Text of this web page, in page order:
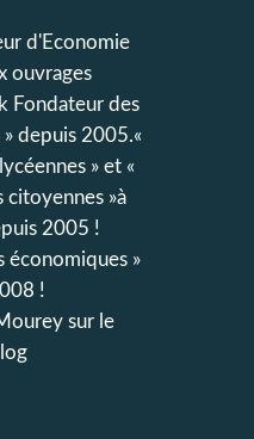
d'Economie
ouvrages
Fondateur des
depuis 2005.«
» et «
citoyennes »à
2005 !
économiques »
!
sur le